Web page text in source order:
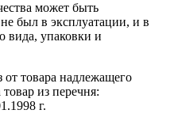
может быть
был в эксплуатации, и в
вида, упаковки и
от товара надлежащего
товар из перечня:
г.